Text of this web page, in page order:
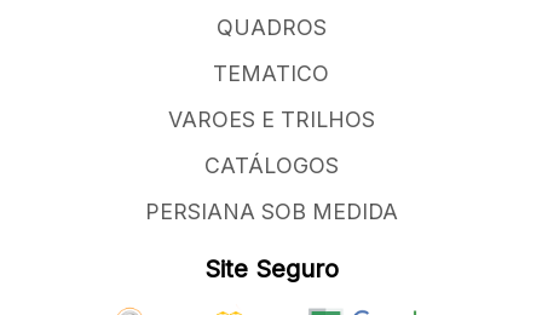
QUADROS
TEMATICO
VAROES E TRILHOS
CATÁLOGOS
PERSIANA SOB MEDIDA
Site Seguro